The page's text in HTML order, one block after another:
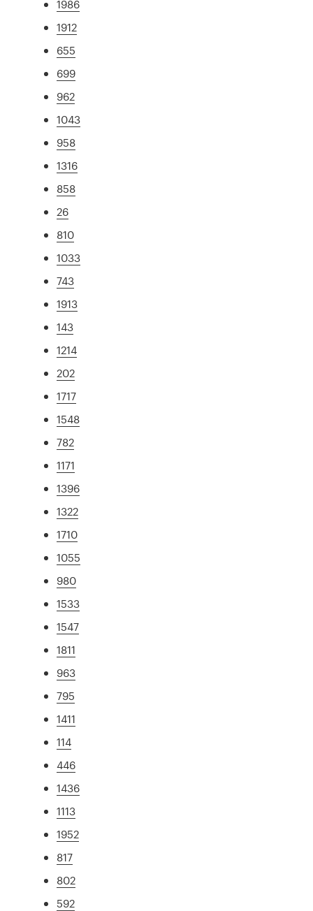
1986
1912
655
699
962
1043
958
1316
858
26
810
1033
743
1913
143
1214
202
1717
1548
782
1171
1396
1322
1710
1055
980
1533
1547
1811
963
795
1411
114
446
1436
1113
1952
817
802
592